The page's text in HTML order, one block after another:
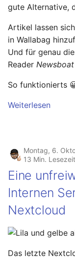
gute Alternative,
Artikel lassen
in Wallabag
Und für genau
Reader Newsboat
So funktionierts
Weiterlesen
Montag, 6.
13 Min. Lesezeit
Eine
Internen
Nextcloud
Das letzte